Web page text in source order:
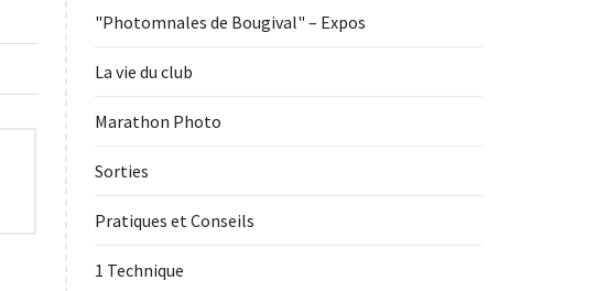
"Photomnales de Bougival" – Expos
La vie du club
Marathon Photo
Sorties
Pratiques et Conseils
1 Technique